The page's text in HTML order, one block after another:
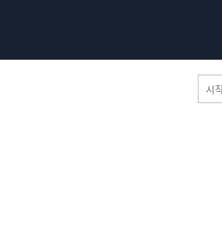
홈페이지 통합검색